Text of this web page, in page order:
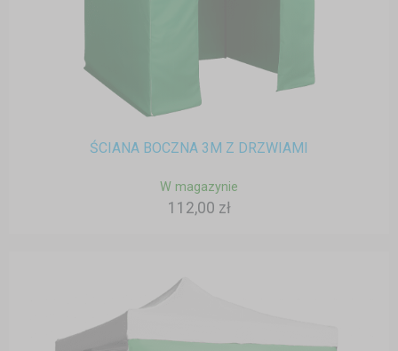
ŚCIANA BOCZNA 3M Z DRZWIAMI
W magazynie
112,00 zł